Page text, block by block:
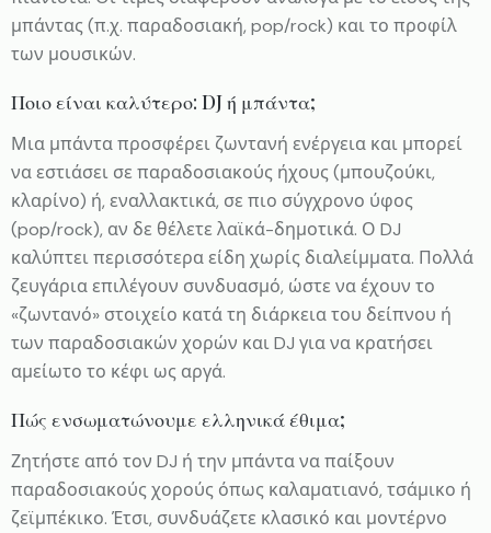
μπάντας (π.χ. παραδοσιακή, pop/rock) και το προφίλ
των μουσικών.
Ποιο είναι καλύτερο: DJ ή μπάντα;
Μια μπάντα προσφέρει ζωντανή ενέργεια και μπορεί
να εστιάσει σε παραδοσιακούς ήχους (μπουζούκι,
κλαρίνο) ή, εναλλακτικά, σε πιο σύγχρονο ύφος
(pop/rock), αν δε θέλετε λαϊκά-δημοτικά. Ο DJ
καλύπτει περισσότερα είδη χωρίς διαλείμματα. Πολλά
ζευγάρια επιλέγουν συνδυασμό, ώστε να έχουν το
«ζωντανό» στοιχείο κατά τη διάρκεια του δείπνου ή
των παραδοσιακών χορών και DJ για να κρατήσει
αμείωτο το κέφι ως αργά.
Πώς ενσωματώνουμε ελληνικά έθιμα;
Ζητήστε από τον DJ ή την μπάντα να παίξουν
παραδοσιακούς χορούς όπως καλαματιανό, τσάμικο ή
ζεϊμπέκικο. Έτσι, συνδυάζετε κλασικό και μοντέρνο